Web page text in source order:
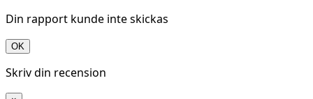
Din rapport kunde inte skickas
OK
Skriv din recension